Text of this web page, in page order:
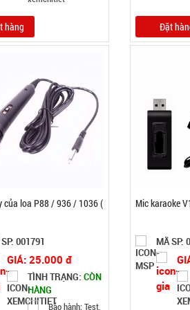
hàng Đặt
của loa P88 / 936 / 1036 (
001791
GIÁ: 25.000 đ
TÌNH TRẠNG: CÒN
HÀNG
Bảo hành: Test,
Mic karaoke
MÃ SP: